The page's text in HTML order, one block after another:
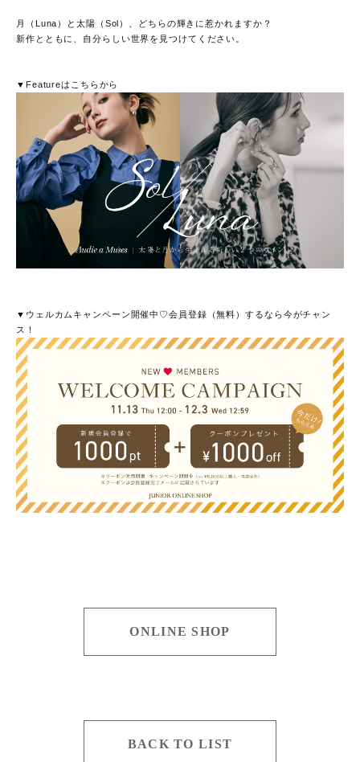
月（Luna）と太陽（Sol）、どちらの輝きに惹かれますか？
新作とともに、自分らしい世界を見つけてください。
▼Featureはこちらから
▼ウェルカムキャンペーン開催中♡会員登録（無料）するなら今がチャン
ス！
ONLINE SHOP
BACK TO LIST